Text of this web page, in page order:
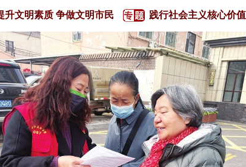
升文明素质 争做文明市民 践行社会主义核心价